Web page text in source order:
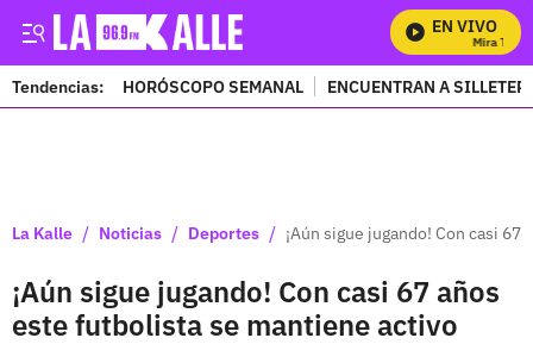
EN VIVO
Mira Todos
Tendencias: HORÓSCOPO SEMANAL ENCUENTRAN A
La Kalle / Noticias / Deportes / ¡Aún sigue jugando! Con casi
¡Aún sigue jugando! Con casi 67 años
este futbolista se mantiene activo